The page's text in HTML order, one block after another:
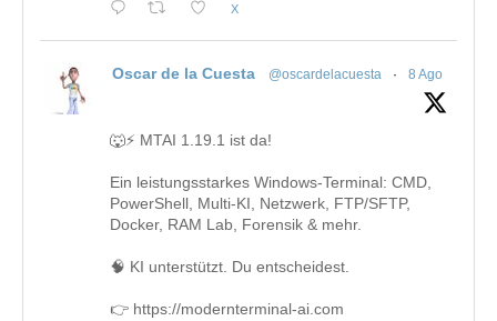
X
Oscar de la Cuesta @oscardelacuesta · 8 Ago
🐺⚡ MTAI 1.19.1 ist da!
Ein leistungsstarkes Windows-Terminal: CMD,
PowerShell, Multi-KI, Netzwerk, FTP/SFTP,
Docker, RAM Lab, Forensik & mehr.
🧠 KI unterstützt. Du entscheidest.
👉 https://modernterminal-ai.com